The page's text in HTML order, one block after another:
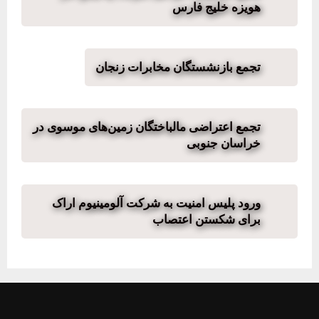
هویزه خلیج فارس
تجمع بازنشستگان مخابرات زنجان
تجمع اعتراضی مالباختگان زمین‌های موسوی در
خراسان جنوبی
ورود پلیس امنیت به شرکت آلومینیوم اراک
برای شکستن اعتصاب